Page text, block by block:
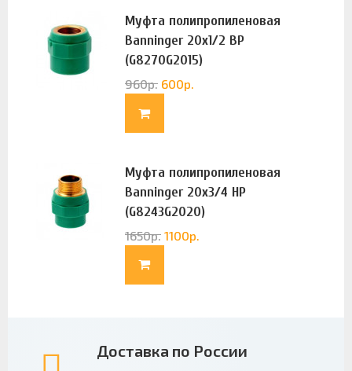
Муфта полипропиленовая
Banninger 20х1/2 ВР
(G8270G2015)
960р. 600р.
Муфта полипропиленовая
Banninger 20х3/4 НР
(G8243G2020)
1650р. 1100р.
Доставка по России